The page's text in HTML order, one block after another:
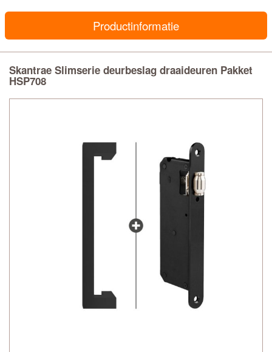
Productinformatie
Skantrae Slimserie deurbeslag draaideuren Pakket
HSP708